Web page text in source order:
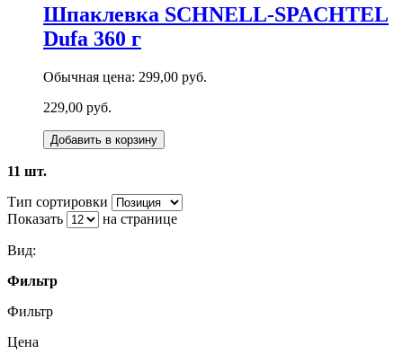
Шпаклевка SCHNELL-SPACHTEL
Dufa 360 г
Обычная цена: 299,00 руб.
229,00 руб.
Добавить в корзину
11 шт.
Тип сортировки
Показать
на странице
Вид:
Фильтр
Фильтр
Цена